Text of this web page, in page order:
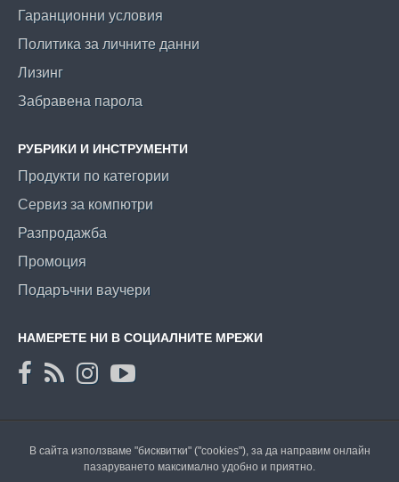
Гаранционни условия
Политика за личните данни
Лизинг
Забравена парола
РУБРИКИ И ИНСТРУМЕНТИ
Продукти по категории
Сервиз за компютри
Разпродажба
Промоция
Подаръчни ваучери
НАМЕРЕТЕ НИ В СОЦИАЛНИТЕ МРЕЖИ
В сайта използваме "бисквитки" ("cookies"), за да направим онлайн
пазаруването максимално удобно и приятно.